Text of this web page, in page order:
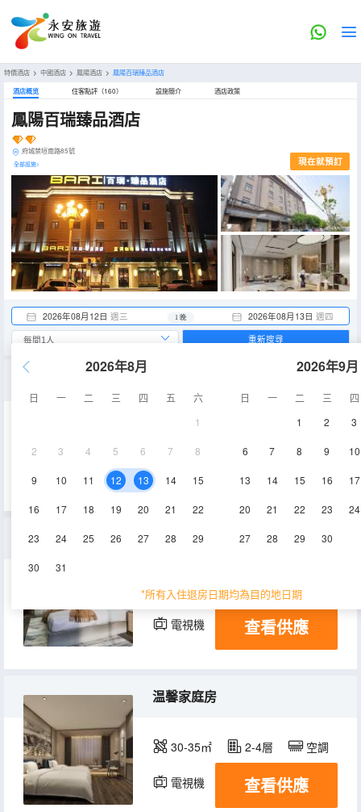
特價酒店 > 中國酒店 > 鳳陽酒店 > 鳳陽百瑞臻品酒店
酒店概览 住客點評（160） 設施簡介 酒店政策
鳳陽百瑞臻品酒店
府城禁垣南路85號
全部設施> 現在就預訂
2026年08月12日 週三 2026年08月13日 週四
1 晚
2026年8月
日 一 二 三 四 五
六
1
2 3 4 5 6 7 8
9 10 11 12 13 14 15
16 17 18 19 20 21 22
23 24 25 26 27 28 29
30 31
2026年9月
日 一 二 三
四
1
2 3
6 7 8 9 10
13 14 15 16 17
20 21 22 23 24
27 28 29 30
*所有入住退房日期均為目的地日期
重新搜尋
30-35㎡ 空調
商務套房
35-45㎡ 2層 空調
電視機 查看供應
温馨家庭房
30-35㎡ 2-4層 空調
電視機 查看供應